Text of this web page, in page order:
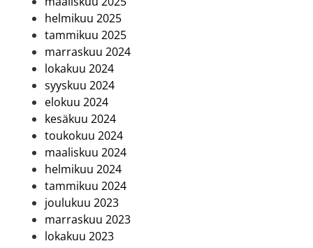
helmikuu 2025
tammikuu 2025
marraskuu 2024
lokakuu 2024
syyskuu 2024
elokuu 2024
kesäkuu 2024
toukokuu 2024
maaliskuu 2024
helmikuu 2024
tammikuu 2024
joulukuu 2023
marraskuu 2023
lokakuu 2023